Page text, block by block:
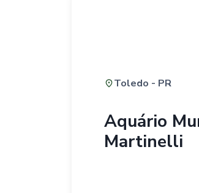
Toledo - PR
Aquário
Martinelli